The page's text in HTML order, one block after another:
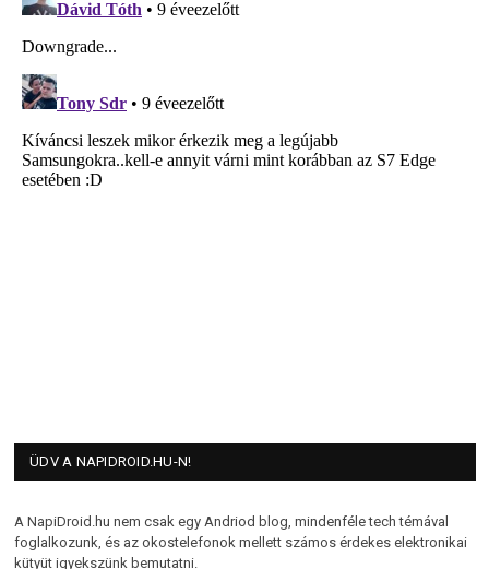
ÜDV A NAPIDROID.HU-N!
A NapiDroid.hu nem csak egy Andriod blog, mindenféle tech témával
foglalkozunk, és az okostelefonok mellett számos érdekes elektronikai
kütyüt igyekszünk bemutatni.